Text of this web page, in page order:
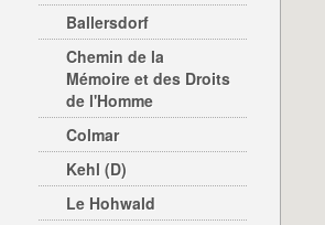
Ballersdorf
Chemin de la
Mémoire et des Droits
de l'Homme
Colmar
Kehl (D)
Le Hohwald